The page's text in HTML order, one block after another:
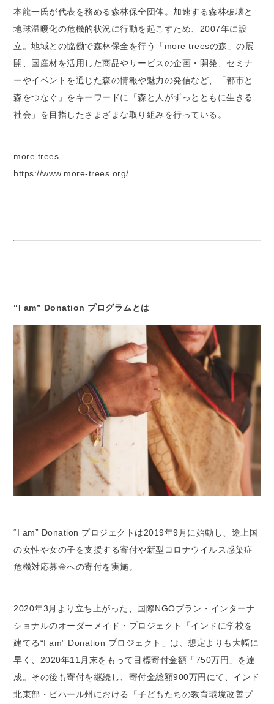
本龍一氏が代表を務める森林保全団体。加速する森林破壊と
地球温暖化の危機的状況に行動を起こすため、2007年に設
立。地域との協働で森林保全を行う「more treesの森」の展
開、国産材を活用した商品やサービスの企画・開発、セミナ
ーやイベントを通じた森の情報や魅力の発信など、「都市と
森をつなぐ」をキーワードに「森と人がずっとともに生きる
社会」を目指したさまざまな取り組みを行っている。
more trees
https://www.more-trees.org/
“I am” Donation プログラムとは
“I am” Donation プロジェクトは2019年9月に始動し、途上国
の女性や女の子を支援する寄付や新型コロナウイルス感染症
危機対応募金への寄付を実施。
2020年3月より立ち上がった、国際NGOプラン・インターナ
ショナルのオーダーメイド・プロジェクト「インドに学校を
建てる“I am” Donation プロジェクト」は、想定よりも大幅に
早く、2020年11月末をもって目標寄付金額「750万円」を達
成。その後も寄付を継続し、寄付金総額900万円にて、インド
北東部・ビハール州における「子どもたちの教育環境改善プ